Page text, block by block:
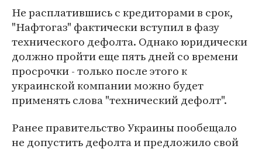
Не расплатившись с кредиторами в срок,
"Нафтогаз" фактически вступил в фазу
технического дефолта. Однако юридически
должно пройти еще пять дней со времени
просрочки - только после этого к
украинской компании можно будет
применять слова "технический дефолт".
Ранее правительство Украины пообещало
не допустить дефолта и предложило свой